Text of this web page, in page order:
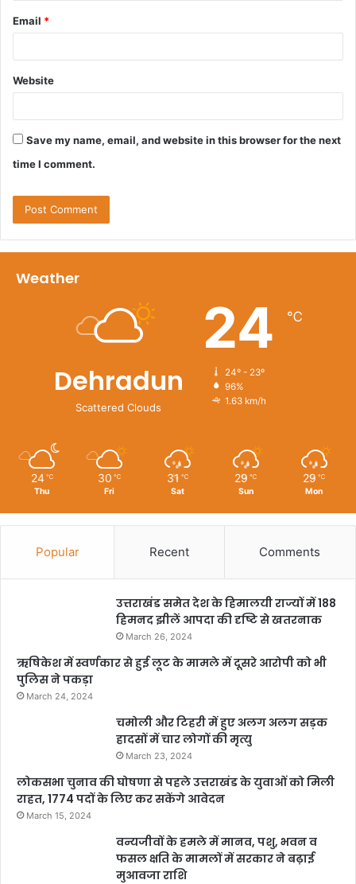
Email *
Website
Save my name, email, and website in this browser for the next
time I comment.
Weather
Dehradun
Scattered Clouds
24 ℃
24º - 23º
96%
1.63 km/h
24 ℃
Thu
30 ℃
Fri
31 ℃
Sat
29 ℃
Sun
29 ℃
Mon
Popular Recent Comments
उत्तराखंड समेत देश के हिमालयी राज्यों में 188
हिमनद झीलें आपदा की दृष्टि से खतरनाक
March 26, 2024
ऋषिकेश में स्वर्णकार से हुई लूट के मामले में दूसरे आरोपी को भी
पुलिस ने पकड़ा
March 24, 2024
चमोली और टिहरी में हुए अलग अलग सड़क
हादसों में चार लोगों की मृत्यु
March 23, 2024
लोकसभा चुनाव की घोषणा से पहले उत्तराखंड के युवाओं को मिली
राहत, 1774 पदों के लिए कर सकेंगे आवेदन
March 15, 2024
वन्यजीवों के हमले में मानव, पशु, भवन व
फसल क्षति के मामलों में सरकार ने बढ़ाई
मुआवजा राशि